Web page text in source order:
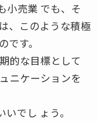
小売業 でも、そ
、このような積極
す。
的な目標として
ニケーションを
でし ょう。